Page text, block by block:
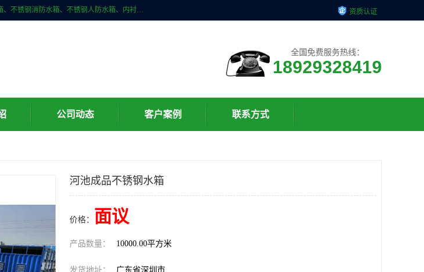
深圳市华腾达机电设备有限公司主营产品：不锈钢消箱、不锈钢水箱、不锈钢保温水箱、不锈钢生活水箱、不锈钢消防水箱、不锈钢人防水箱、内衬不锈钢水箱、膨胀水箱、不锈钢风帽、无动力风帽、水箱自洁消毒器、紫外线消毒器、不锈钢旋流防止器、组合式不锈钢水箱等。 资质认证
全国免费服务热线：
18929328419
公司动态 客户案例 联系方式
河池成品不锈钢水箱
价格： 面议
产品数量： 10000.00平方米
发货地址： 广东省深圳市